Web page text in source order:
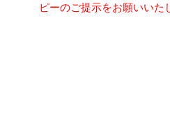
ピーのご提示をお願いいた